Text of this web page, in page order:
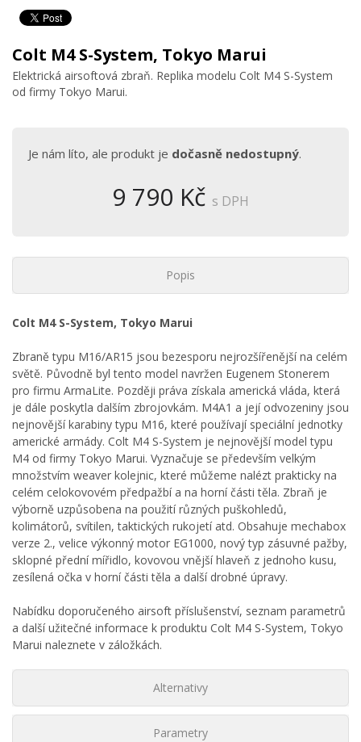
Colt M4 S-System, Tokyo Marui
Elektrická airsoftová zbraň. Replika modelu Colt M4 S-System
od firmy Tokyo Marui.
Je nám líto, ale produkt je dočasně nedostupný.
9 790 Kč s DPH
Popis
Colt M4 S-System, Tokyo Marui
Zbraně typu M16/AR15 jsou bezesporu nejrozšířenější na celém
světě. Původně byl tento model navržen Eugenem Stonerem
pro firmu ArmaLite. Později práva získala americká vláda, která
je dále poskytla dalším zbrojovkám. M4A1 a její odvozeniny jsou
nejnovější karabiny typu M16, které používají speciální jednotky
americké armády. Colt M4 S-System je nejnovější model typu
M4 od firmy Tokyo Marui. Vyznačuje se především velkým
množstvím weaver kolejnic, které můžeme nalézt prakticky na
celém celokovovém předpažbí a na horní části těla. Zbraň je
výborně uzpůsobena na použití různých puškohledů,
kolimátorů, svítilen, taktických rukojetí atd. Obsahuje mechabox
verze 2., velice výkonný motor EG1000, nový typ zásuvné pažby,
sklopné přední mířidlo, kovovou vnější hlaveň z jednoho kusu,
zesílená očka v horní části těla a další drobné úpravy.
Nabídku doporučeného airsoft příslušenství, seznam parametrů
a další užitečné informace k produktu Colt M4 S-System, Tokyo
Marui naleznete v záložkách.
Alternativy
Parametry